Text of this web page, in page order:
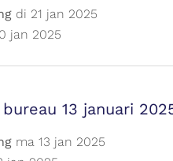
di 21 jan 2025
jan 2025
13 januari
ma 13 jan 2025